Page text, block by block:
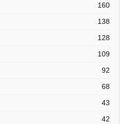
160
138
128
109
92
68
43
42